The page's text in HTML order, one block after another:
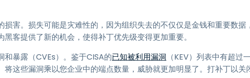
端点安全
查看所有需求 查看所有
害。损失可能是灾难性的，因为组织失去的不仅仅是金钱和重要数据
客提供了新的机会，使得补丁优先级变得更加重要。
暴露（CVEs）。鉴于CISA的已知被利用漏洞 （KEV）列表中有超过
这些漏洞乘以您企业中的端点数量，威胁就更加明显了。打补丁以关